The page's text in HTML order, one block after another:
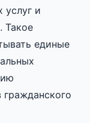
услуг и
Такое
единые